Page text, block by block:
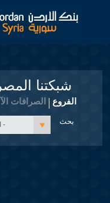
شبكتنا
الفروع الصرافات
- الكل -